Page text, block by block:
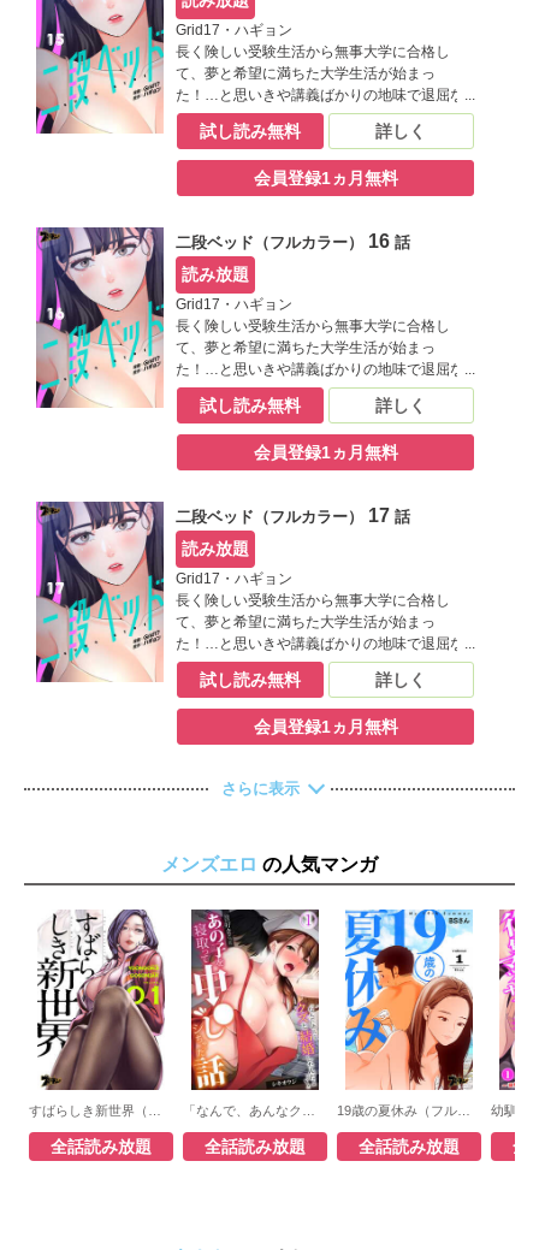
Grid17・ハギョン
長く険しい受験生活から無事大学に合格し
て、夢と希望に満ちた大学生活が始まっ
た！…と思いきや講義ばかりの地味で退屈な
日々にうんざりしていた良也。そんなある
日、同じ学科の結美に飲み会に誘われたこと
がきっかけで、二人の仲は急接近！ もっと結
美と一緒に過ごすために一人暮らしを決意す
試し読み無料 詳しく
会員登録1ヵ月無料
二段ベッド（フルカラー） 16話
読み放題
Grid17・ハギョン
長く険しい受験生活から無事大学に合格し
て、夢と希望に満ちた大学生活が始まっ
た！…と思いきや講義ばかりの地味で退屈な
日々にうんざりしていた良也。そんなある
日、同じ学科の結美に飲み会に誘われたこと
がきっかけで、二人の仲は急接近！ もっと結
美と一緒に過ごすために一人暮らしを決意す
試し読み無料 詳しく
会員登録1ヵ月無料
二段ベッド（フルカラー） 17話
読み放題
Grid17・ハギョン
長く険しい受験生活から無事大学に合格し
て、夢と希望に満ちた大学生活が始まっ
た！…と思いきや講義ばかりの地味で退屈な
日々にうんざりしていた良也。そんなある
日、同じ学科の結美に飲み会に誘われたこと
がきっかけで、二人の仲は急接近！ もっと結
美と一緒に過ごすために一人暮らしを決意す
試し読み無料 詳しく
会員登録1ヵ月無料
さらに表示
メンズエロ の人気マンガ
全話読み放題 全話読み放題 全話読み放題 全